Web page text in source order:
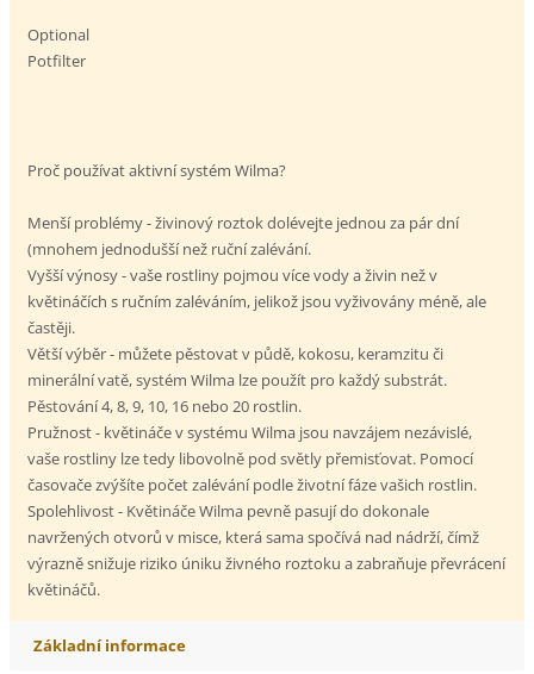
Optional
Potfilter
Proč používat aktivní systém Wilma?
Menší problémy - živinový roztok dolévejte jednou za pár dní
(mnohem jednodušší než ruční zalévání.
Vyšší výnosy - vaše rostliny pojmou více vody a živin než v
květináčích s ručním zaléváním, jelikož jsou vyživovány méně, ale
častěji.
Větší výběr - můžete pěstovat v půdě, kokosu, keramzitu či
minerální vatě, systém Wilma lze použít pro každý substrát.
Pěstování 4, 8, 9, 10, 16 nebo 20 rostlin.
Pružnost - květináče v systému Wilma jsou navzájem nezávislé,
vaše rostliny lze tedy libovolně pod světly přemisťovat. Pomocí
časovače zvýšíte počet zalévání podle životní fáze vašich rostlin.
Spolehlivost - Květináče Wilma pevně pasují do dokonale
navržených otvorů v misce, která sama spočívá nad nádrží, čímž
výrazně snižuje riziko úniku živného roztoku a zabraňuje převrácení
květináčů.
Základní informace